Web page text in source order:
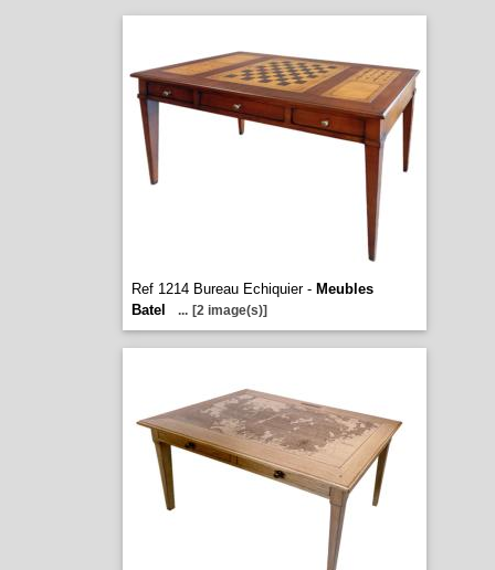
Ref 1214 Bureau Echiquier - Meubles
Batel
... [2 image(s)]